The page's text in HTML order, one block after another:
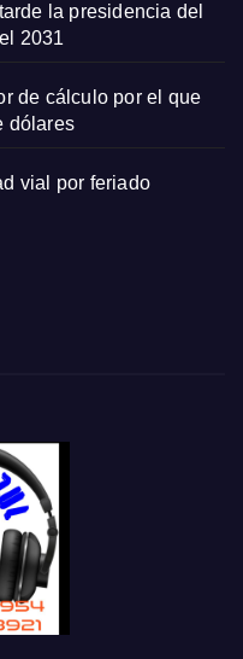
la presidencia del
2031
de cálculo por el que
dólares
vial por feriado